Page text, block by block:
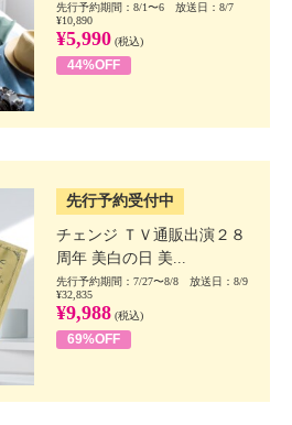
先行予約期間：8/1〜6 放送日：8/7
¥10,890
¥5,990 (税込)
44%OFF
先行予約受付中
チェンジ ＴＶ通販出演２８
周年 美白の日 美...
先行予約期間：7/27〜8/8 放送日：8/9
¥32,835
¥9,988 (税込)
69%OFF